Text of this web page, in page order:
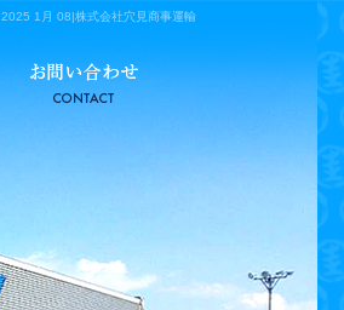
2025 1月 08|株式会社穴見商事運輸